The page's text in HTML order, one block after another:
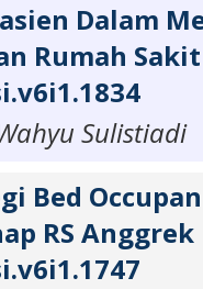
Dalam
Rumah Sakit
Sulistiadi
Bed
RS